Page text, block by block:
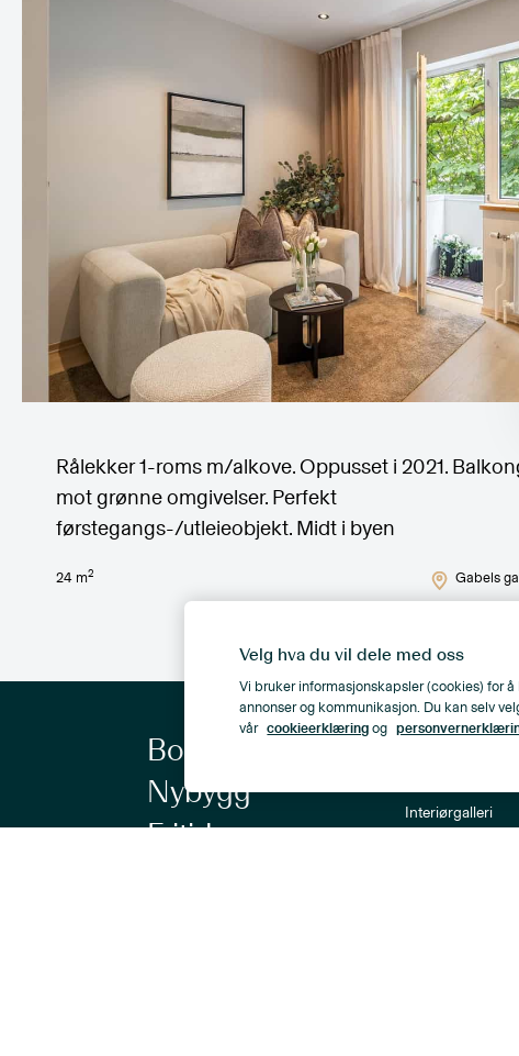
Rålekker 1-roms m/alkove. Oppusset i 2021.
mot grønne omgivelser. Perfekt
førstegangs-/utleieobjekt. Midt i byen
24m2 Gabels
Boliger
Nybygg
Fritid
Interiørgalleri
Velg hva du vil dele med oss
Vi bruker informasjonskapsler (cookies) for
annonser og kommunikasjon. Du kan selv
vår cookieerklæring og